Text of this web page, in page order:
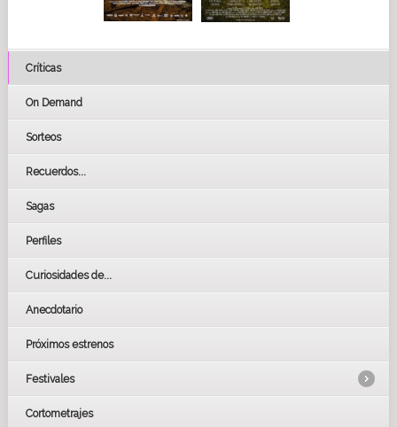
Críticas
On Demand
Sorteos
Recuerdos...
Sagas
Perfiles
Curiosidades de...
Anecdotario
Próximos estrenos
Festivales
LOS OSCARS
Cortometrajes